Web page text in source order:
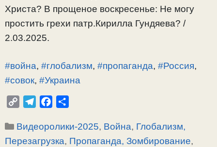
Христа? В прощеное воскресенье: Не могу
простить грехи патр.Кирилла Гундяева? /
2.03.2025.
#война, #глобализм, #пропаганда, #Россия,
#совок, #Украина
p
y
l
e
c
e
п
р
Рубрики
Видеоролики-2025, Война, Глобализм,
Перезагрузка, Пропаганда, Зомбирование,